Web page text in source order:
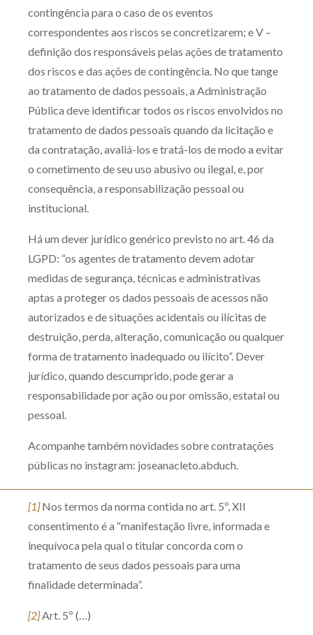
contingência para o caso de os eventos
correspondentes aos riscos se concretizarem; e V –
definição dos responsáveis pelas ações de tratamento
dos riscos e das ações de contingência. No que tange
ao tratamento de dados pessoais, a Administração
Pública deve identificar todos os riscos envolvidos no
tratamento de dados pessoais quando da licitação e
da contratação, avaliá-los e tratá-los de modo a evitar
o cometimento de seu uso abusivo ou ilegal, e, por
consequência, a responsabilização pessoal ou
institucional.
Há um dever jurídico genérico previsto no art. 46 da
LGPD: “os agentes de tratamento devem adotar
medidas de segurança, técnicas e administrativas
aptas a proteger os dados pessoais de acessos não
autorizados e de situações acidentais ou ilícitas de
destruição, perda, alteração, comunicação ou qualquer
forma de tratamento inadequado ou ilícito”. Dever
jurídico, quando descumprido, pode gerar a
responsabilidade por ação ou por omissão, estatal ou
pessoal.
Acompanhe também novidades sobre contratações
públicas no instagram: joseanacleto.abduch.
[1]Nos termos da norma contida no art. 5º, XII
consentimento é a “manifestação livre, informada e
inequívoca pela qual o titular concorda com o
tratamento de seus dados pessoais para uma
finalidade determinada”.
[2]Art. 5º (…)